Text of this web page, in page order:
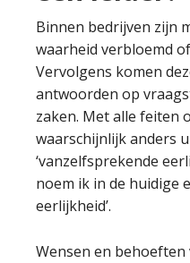
Binnen bedrijven zijn
waarheid verbloemd
Vervolgens komen
antwoorden op
zaken. Met alle feiten
waarschijnlijk anders
‘vanzelfsprekende
noem ik in de huidige
eerlijkheid’.
Wensen en